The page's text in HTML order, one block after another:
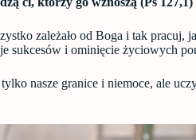
zależało od Boga i tak pracuj,
sukcesów i ominięcie życiowych
nasze granice i niemoce, ale